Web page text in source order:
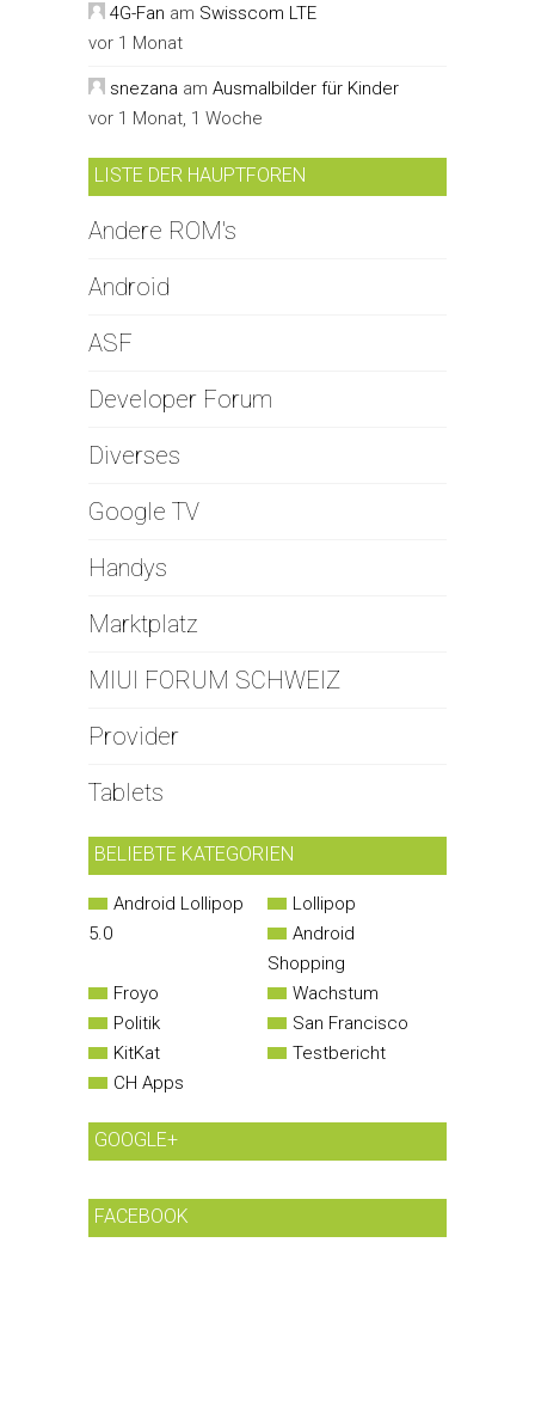
4G-Fan am Swisscom LTE
vor 1 Monat
snezana am Ausmalbilder für Kinder
vor 1 Monat, 1 Woche
LISTE DER HAUPTFOREN
Andere ROM's
Android
ASF
Developer Forum
Diverses
Google TV
Handys
Marktplatz
MIUI FORUM SCHWEIZ
Provider
Tablets
BELIEBTE KATEGORIEN
Android Lollipop
5.0
Lollipop
Android
Shopping
Froyo
Wachstum
Politik
San Francisco
KitKat
Testbericht
CH Apps
GOOGLE+
FACEBOOK